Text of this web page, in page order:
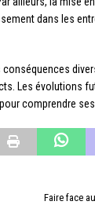
dans les
Les évolutions
comprendre
Faire face